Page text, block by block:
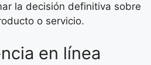
la decisión definitiva sobre
o servicio.
en línea